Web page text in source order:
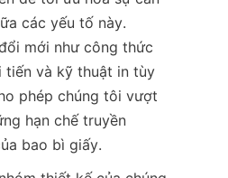
các yếu tố này.
mới như công thức
tiến và kỹ thuật in tùy
phép chúng tôi vượt
hạn chế truyền
bao bì giấy.